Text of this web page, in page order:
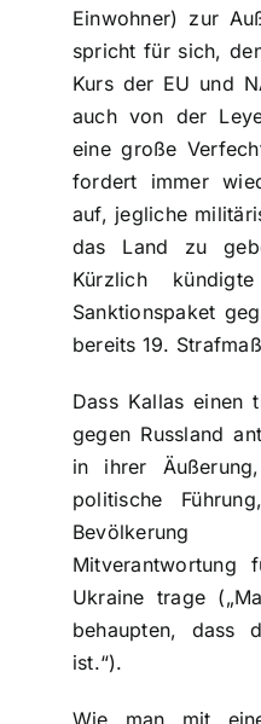
Einwohner) zur
spricht für sich,
Kurs der EU und
auch von der
eine große
fordert immer
auf, jegliche
das Land zu
Kürzlich
Sanktionspaket
bereits 19.
Dass Kallas einen
gegen Russland
in ihrer
politische
Bevölkerung
Ukraine trage
behaupten, dass
ist.“).